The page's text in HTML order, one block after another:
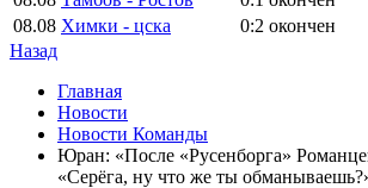
08.08 Химки - цска 0:2 окончен
Назад
Главная
Новости
Новости Команды
Юран: «После «Русенборга»
«Серёга, ну что же ты